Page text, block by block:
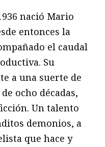
nació Mario
entonces la
el caudal
Su
a una suerte de
ocho décadas,
Un talento
demonios, a
que hace y